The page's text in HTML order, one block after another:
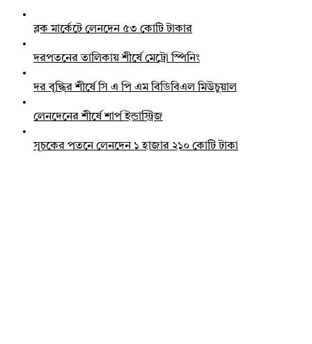
ব্লক মার্কেটে লেনদেন ৫৩ কোটি টাকার
দরপতনের তালিকায় শীর্ষে মেট্রো স্পিনিং
দর বৃদ্ধির শীর্ষে সি এ পি এম বিডিবিএল মিউচুয়াল
লেনদেনের শীর্ষে শার্প ইন্ডাস্ট্রিজ
সূচকের পতনে লেনদেন ১ হাজার ২১০ কোটি টাকা